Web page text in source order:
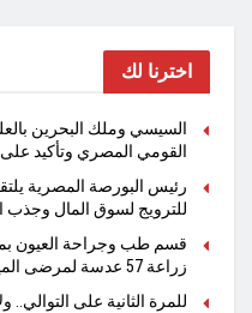
اخترنا لك
السيسي وملك البحرين
القومي المصري وتأكيد
رئيس البورصة المصرية
للترويج لسوق المال وجذب
قسم طب وجراحة العيون
زراعة 57 عدسة لمرضى المياه البيضاء
للمرة الثانية على